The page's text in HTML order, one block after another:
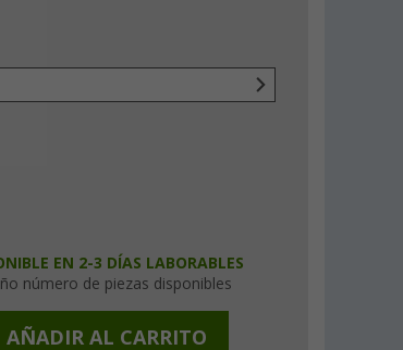
EN 2-3 DÍAS LABORABLES
número de piezas disponibles
AÑADIR AL CARRITO